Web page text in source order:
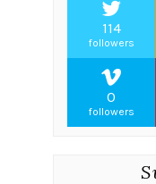
114
followers
0
followers